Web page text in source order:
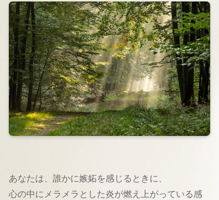
あなたは、誰かに嫉妬を感じるときに、
心の中にメラメラとした炎が燃え上がっている感